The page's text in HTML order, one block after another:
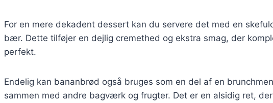
For en mere dekadent dessert kan du servere det med en
bær. Dette tilføjer en dejlig cremethed og ekstra smag, der
perfekt.
Endelig kan bananbrød også bruges som en del af en
sammen med andre bagværk og frugter. Det er en alsidig ret,